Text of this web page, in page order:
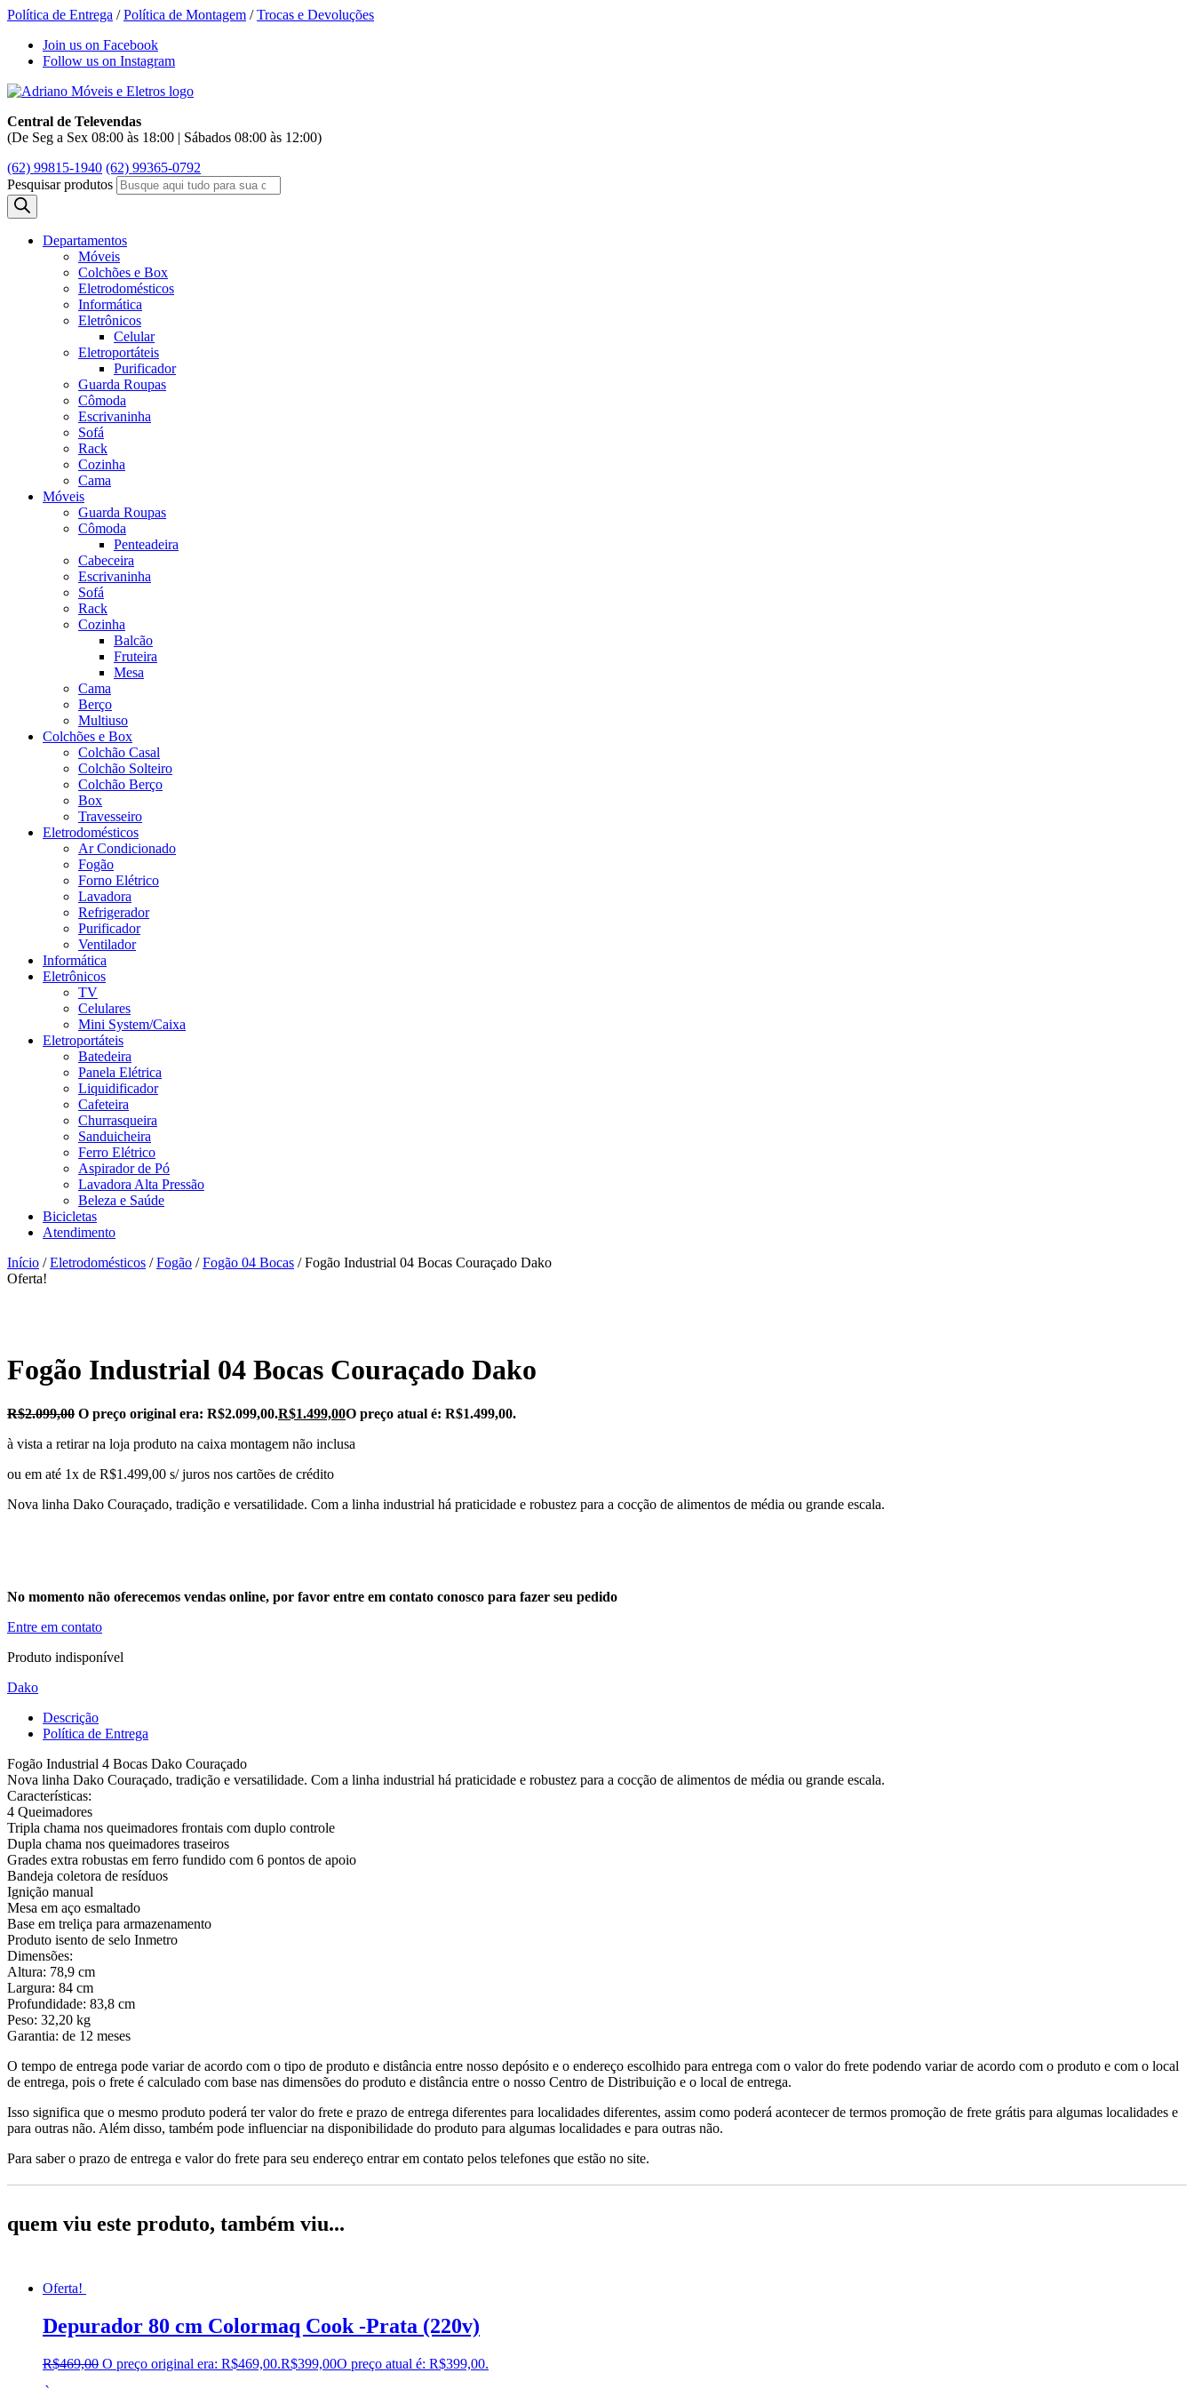
Política de Entrega /Política de Montagem /Trocas e Devoluções
Join us on Facebook
Follow us on Instagram
Central de Televendas
(De Seg a Sex 08:00 às 18:00 | Sábados 08:00 às 12:00)
(62) 99815-1940 (62) 99365-0792
Pesquisar produtos
Departamentos
Móveis
Colchões e Box
Eletrodomésticos
Informática
Eletrônicos
Celular
Eletroportáteis
Purificador
Guarda Roupas
Cômoda
Escrivaninha
Sofá
Rack
Cozinha
Cama
Móveis
Guarda Roupas
Cômoda
Penteadeira
Cabeceira
Escrivaninha
Sofá
Rack
Cozinha
Balcão
Fruteira
Mesa
Cama
Berço
Multiuso
Colchões e Box
Colchão Casal
Colchão Solteiro
Colchão Berço
Box
Travesseiro
Eletrodomésticos
Ar Condicionado
Fogão
Forno Elétrico
Lavadora
Refrigerador
Purificador
Ventilador
Informática
Eletrônicos
TV
Celulares
Mini System/Caixa
Eletroportáteis
Batedeira
Panela Elétrica
Liquidificador
Cafeteira
Churrasqueira
Sanduicheira
Ferro Elétrico
Aspirador de Pó
Lavadora Alta Pressão
Beleza e Saúde
Bicicletas
Atendimento
Início /Eletrodomésticos /Fogão /Fogão 04 Bocas / Fogão Industrial 04 Bocas Couraçado Dako
Oferta!
Fogão Industrial 04 Bocas Couraçado Dako
R$2.099,00 O preço original era: R$2.099,00.R$1.499,00O preço atual é: R$1.499,00.
à vista a retirar na loja produto na caixa montagem não inclusa
ou em até 1x de R$1.499,00 s/ juros nos cartões de crédito
Nova linha Dako Couraçado, tradição e versatilidade. Com a linha industrial há praticidade e robustez para a cocção de alimentos de média ou grande escala.
No momento não oferecemos vendas online, por favor entre em contato conosco para fazer seu pedido
Entre em contato
Produto indisponível
Dako
Descrição
Política de Entrega
Fogão Industrial 4 Bocas Dako Couraçado
Nova linha Dako Couraçado, tradição e versatilidade. Com a linha industrial há praticidade e robustez para a cocção de alimentos de média ou grande escala.
Características:
4 Queimadores
Tripla chama nos queimadores frontais com duplo controle
Dupla chama nos queimadores traseiros
Grades extra robustas em ferro fundido com 6 pontos de apoio
Bandeja coletora de resíduos
Ignição manual
Mesa em aço esmaltado
Base em treliça para armazenamento
Produto isento de selo Inmetro
Dimensões:
Altura: 78,9 cm
Largura: 84 cm
Profundidade: 83,8 cm
Peso: 32,20 kg
Garantia: de 12 meses
O tempo de entrega pode variar de acordo com o tipo de produto e distância entre nosso depósito e o endereço escolhido para entrega com o valor do frete podendo variar de acordo com o produto e com o local
de entrega, pois o frete é calculado com base nas dimensões do produto e distância entre o nosso Centro de Distribuição e o local de entrega.
Isso significa que o mesmo produto poderá ter valor do frete e prazo de entrega diferentes para localidades diferentes, assim como poderá acontecer de termos promoção de frete grátis para algumas localidades e
para outras não. Além disso, também pode influenciar na disponibilidade do produto para algumas localidades e para outras não.
Para saber o prazo de entrega e valor do frete para seu endereço entrar em contato pelos telefones que estão no site.
quem viu este produto, também viu...
Oferta!
Depurador 80 cm Colormaq Cook -Prata (220v)
R$469,00 O preço original era: R$469,00.R$399,00O preço atual é: R$399,00.